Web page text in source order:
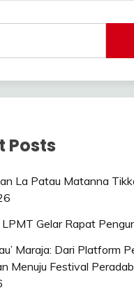
Posts
La Patau Matanna
Gelar Rapat
Maraja: Dari Platform
Menuju Festival